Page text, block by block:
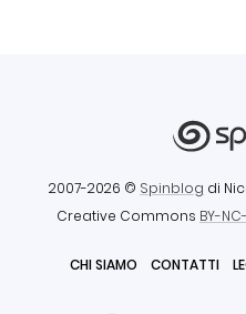
2007-2026 © Spinblog di
Creative Commons BY-
CHI SIAMO CONTATTI